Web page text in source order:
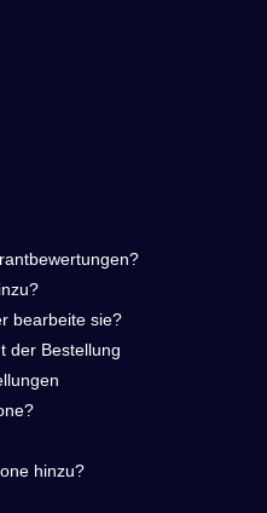
bearbeite sie?
der Bestellung
hinzu?